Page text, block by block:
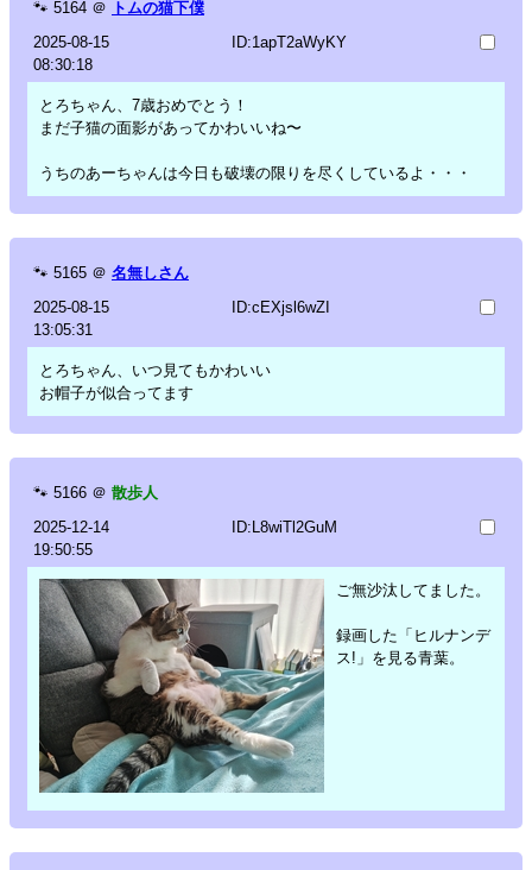
🐾 5164 ＠ トムの猫下僕
2025-08-15
08:30:18
ID:1apT2aWyKY
とろちゃん、7歳おめでとう！
まだ子猫の面影があってかわいいね〜
うちのあーちゃんは今日も破壊の限りを尽くしているよ・・・
🐾 5165 ＠ 名無しさん
2025-08-15
13:05:31
ID:cEXjsl6wZI
とろちゃん、いつ見てもかわいい
お帽子が似合ってます
🐾 5166 ＠ 散歩人
2025-12-14
19:50:55
ID:L8wiTl2GuM
ご無沙汰してました。
録画した「ヒルナンデ
ス!」を見る青葉。